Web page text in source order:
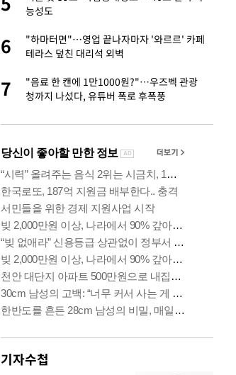
능성도
6
"하마터면"…영업 끝나자마자 '와르르' 카페
테라스 덮친 대리석 외벽
7
"음료 한 캔에 1만1000원?"…우즈벡 관광
청까지 나섰다, 유튜버 폭로 후폭풍
기자수첩